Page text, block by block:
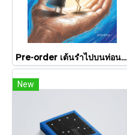
Pre-order เต้นรำไปบนท่อนแขนอ่อนนุ่ม / นทธี ศศิวิมล / Pandora Press
New